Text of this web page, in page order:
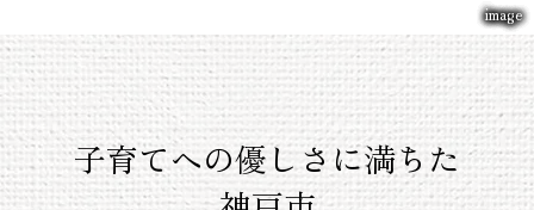
物件概要 OUTLINE
来場予約
image
子育てへの優しさに満ちた